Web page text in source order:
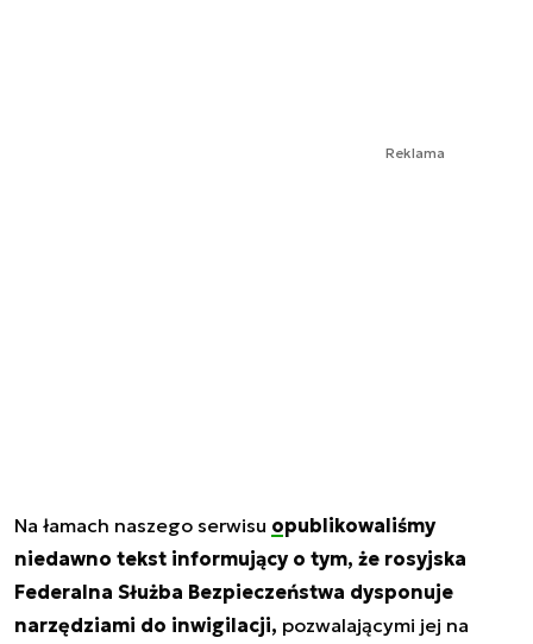
Reklama
Na łamach naszego serwisu opublikowaliśmy
niedawno tekst informujący o tym, że rosyjska
Federalna Służba Bezpieczeństwa dysponuje
narzędziami do inwigilacji, pozwalającymi jej na